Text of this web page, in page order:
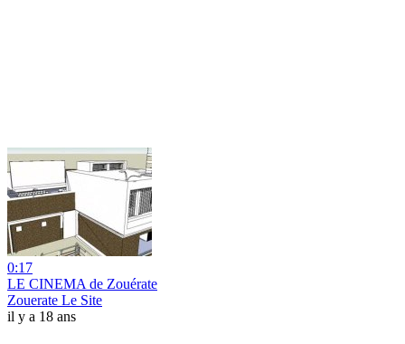
0:17
LE CINEMA de Zouérate
Zouerate Le Site
il y a 18 ans